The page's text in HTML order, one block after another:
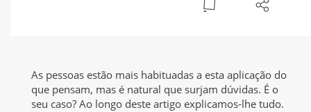
As pessoas estão mais habituadas a esta aplicação do
que pensam, mas é natural que surjam dúvidas. É o
seu caso? Ao longo deste artigo explicamos-lhe tudo.